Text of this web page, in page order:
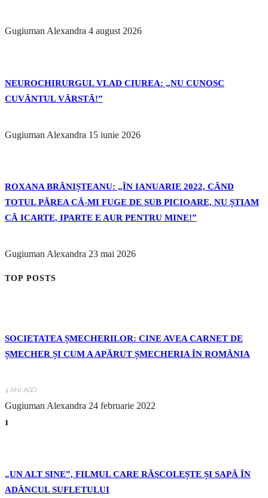
Gugiuman Alexandra 4 august 2026
NEUROCHIRURGUL VLAD CIUREA: „NU CUNOSC
CUVÂNTUL VÂRSTĂ!”
Gugiuman Alexandra 15 iunie 2026
ROXANA BRĂNIȘTEANU: „ÎN IANUARIE 2022, CÂND
TOTUL PĂREA CĂ-MI FUGE DE SUB PICIOARE, NU ȘTIAM
CĂ ICARTE, IPARTE E AUR PENTRU MINE!”
Gugiuman Alexandra 23 mai 2026
TOP POSTS
SOCIETATEA ȘMECHERILOR: CINE AVEA CARNET DE
ȘMECHER ȘI CUM A APĂRUT ȘMECHERIA ÎN ROMÂNIA
4 ANI AGO
Gugiuman Alexandra 24 februarie 2022
1
„UN ALT SINE”, FILMUL CARE RĂSCOLEȘTE ȘI SAPĂ ÎN
ADÂNCUL SUFLETULUI